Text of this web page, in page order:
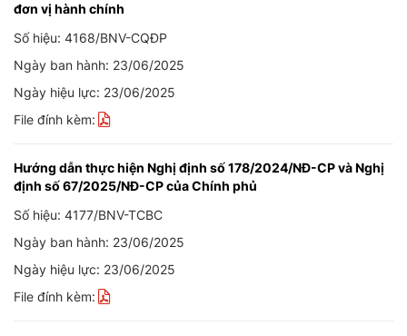
đơn vị hành chính
Số hiệu: 4168/BNV-CQĐP
Ngày ban hành: 23/06/2025
Ngày hiệu lực: 23/06/2025
File đính kèm:
Hướng dẫn thực hiện Nghị định số 178/2024/NĐ-CP và Nghị
định số 67/2025/NĐ-CP của Chính phủ
Số hiệu: 4177/BNV-TCBC
Ngày ban hành: 23/06/2025
Ngày hiệu lực: 23/06/2025
File đính kèm: